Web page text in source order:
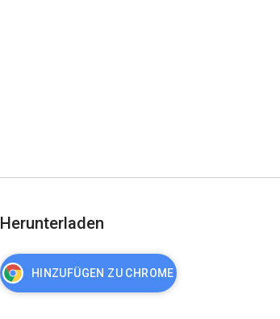
Herunterladen
HINZUFÜGEN ZU CHROME